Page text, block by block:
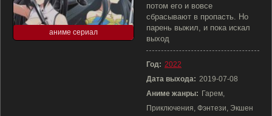
аниме сериал
потом его и вовсе
сбрасывают в пропасть. Но
парень выжил, и пока искал
выход
Год: 2022
Дата выхода: 2019-07-08
Аниме жанры: Гарем,
Приключения, Фэнтези, Экшен